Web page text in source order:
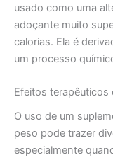
usado como uma
adoçante muito
calorias. Ela é
um processo
Efeitos terapêuticos
O uso de um
peso pode trazer
especialmente